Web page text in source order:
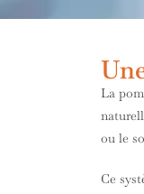
La
ou le
Ce